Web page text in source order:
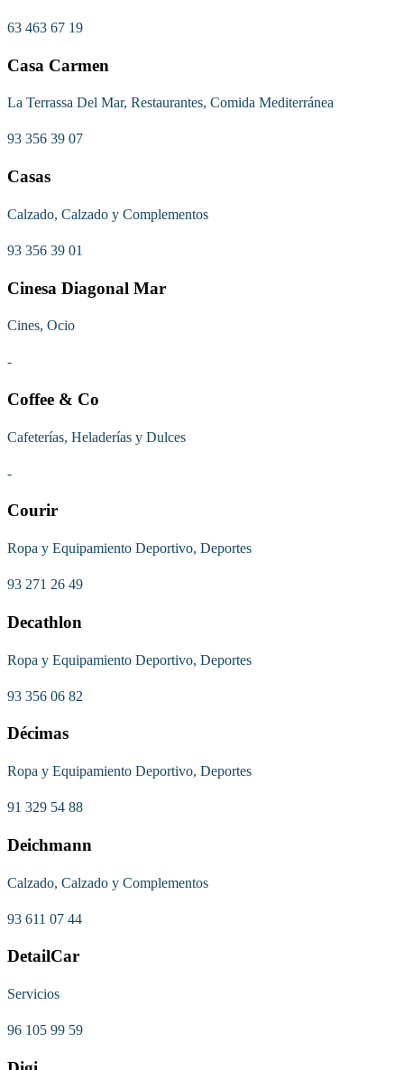
63 463 67 19
Casa Carmen
La Terrassa Del Mar, Restaurantes, Comida Mediterránea
93 356 39 07
Casas
Calzado, Calzado y Complementos
93 356 39 01
Cinesa Diagonal Mar
Cines, Ocio
-
Coffee & Co
Cafeterías, Heladerías y Dulces
-
Courir
Ropa y Equipamiento Deportivo, Deportes
93 271 26 49
Decathlon
Ropa y Equipamiento Deportivo, Deportes
93 356 06 82
Décimas
Ropa y Equipamiento Deportivo, Deportes
91 329 54 88
Deichmann
Calzado, Calzado y Complementos
93 611 07 44
DetailCar
Servicios
96 105 99 59